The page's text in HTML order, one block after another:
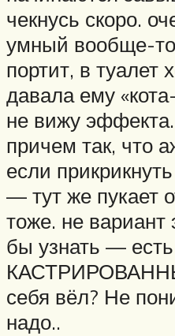
чекнусь скоро.
умный вообще-
портит, в туалет
давала ему
не вижу
причем так, что
если
— тут же пукает
тоже. не вариант
бы узнать — есть
себя вёл? Не
надо..